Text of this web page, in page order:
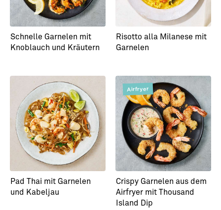
Schnelle Garnelen mit
Knoblauch und Kräutern
Risotto alla Milanese mit
Garnelen
Pad Thai mit Garnelen
und Kabeljau
Airfryer
Crispy Garnelen aus dem
Airfryer mit Thousand
Island Dip